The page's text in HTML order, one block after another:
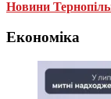
Новини
Економіка